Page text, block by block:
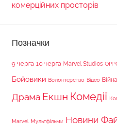
комерційних просторів
Позначки
9 черга 10 черга Marvel Studios
Бойовики Волонтерство Відео Війна
Драма Екшн Комедії
Marvel Мультфільми Новини